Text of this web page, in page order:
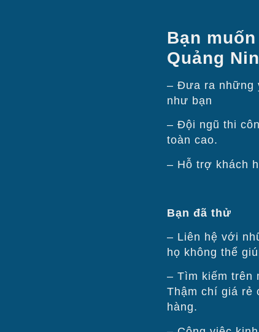
Bạn
Quảng
– Đưa ra những
như bạn
– Đội ngũ thi
toàn cao.
– Hỗ trợ khách
Bạn đã thử
– Liên hệ với
họ không thể
– Tìm kiếm trên
Thậm chí giá rẻ
hàng.